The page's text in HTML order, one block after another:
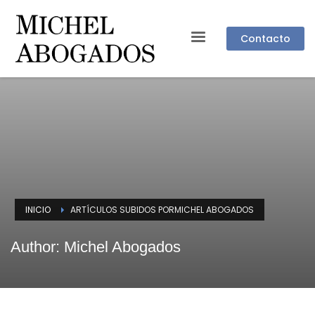
Contacto
INICIO ARTÍCULOS SUBIDOS PORMICHEL ABOGADOS
Author: Michel Abogados